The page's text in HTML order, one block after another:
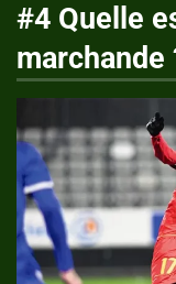
#4 Quelle
marchande